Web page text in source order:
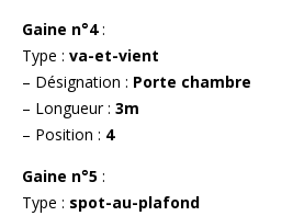
Gaine n°4:
Type : va-et-vient
– Désignation : Porte chambre
– Longueur : 3m
– Position : 4
Gaine n°5 :
Type : spot-au-plafond